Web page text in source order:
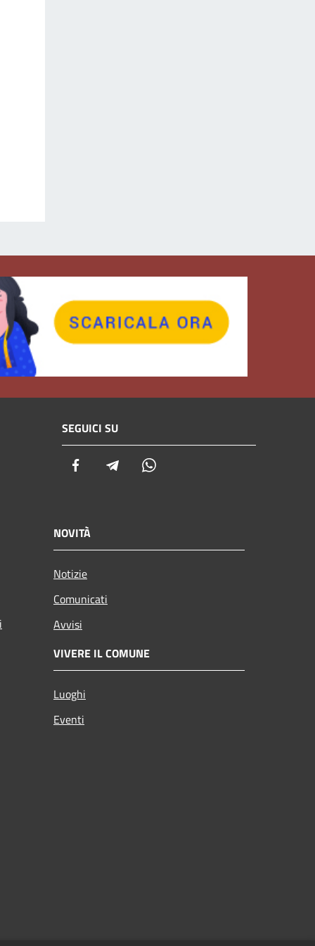
SEGUICI SU
Facebook Telegram
NOVITÀ
Notizie
Comunicati
Avvisi
VIVERE IL COMUNE
Luoghi
Eventi